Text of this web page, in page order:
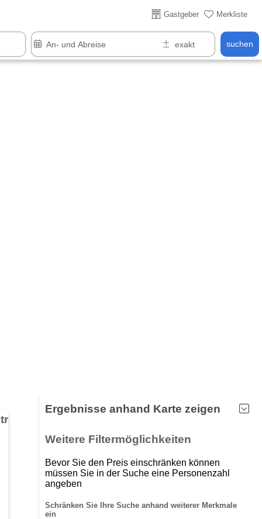
Gastgeber Merkliste
suchen
Ergebnisse anhand Karte zeigen
Weitere Filtermöglichkeiten
Bevor Sie den Preis einschränken können
müssen Sie in der Suche eine Personenzahl
angeben
Schränken Sie Ihre Suche anhand weiterer Merkmale
ein